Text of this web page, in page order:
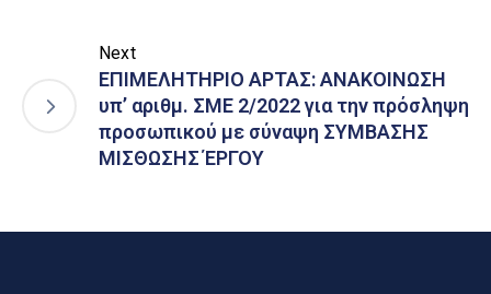
Next
ΕΠΙΜΕΛΗΤΗΡΙΟ ΑΡΤΑΣ: ΑΝΑΚΟΙΝΩΣΗ
υπ’ αριθμ. ΣΜΕ 2/2022 για την πρόσληψη
προσωπικού με σύναψη ΣΥΜΒΑΣΗΣ
ΜΙΣΘΩΣΗΣ ΈΡΓΟΥ